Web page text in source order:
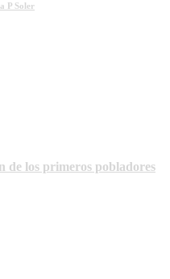
P Soler
de los primeros pobladores